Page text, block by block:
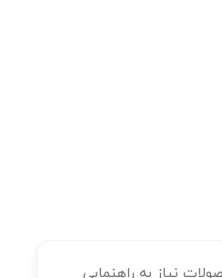
نیاز به راهنمایی